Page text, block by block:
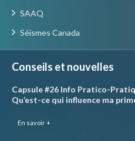
SAAQ
Séismes Canada
Conseils et nouvelles
Capsule #26 Info Pratico-
Qu’est-ce qui influence ma
En savoir +